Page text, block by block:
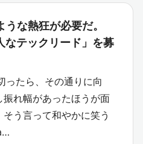
な熱狂が必要だ。
テックリード」を募
ったら、その通りに向
振れ幅があったほうが面
う言って和やかに笑う